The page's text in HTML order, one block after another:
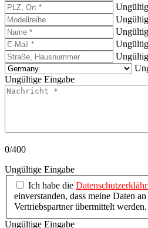
Ungültige Eingabe
0/400
Ungültige Eingabe
Ich habe die
einverstanden, dass meine Daten
Vertriebspartner übermittelt
Ungültige Eingabe